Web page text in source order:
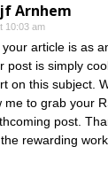
Arnhem
10:03 am
article is as
post is simply
on this subject.
me to grab your
post.
rewarding